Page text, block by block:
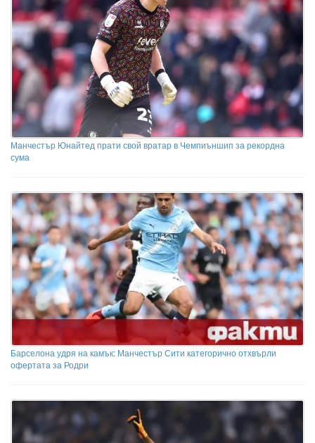
Манчестър Юнайтед прати свой вратар в Чемпиъншип за рекордна
сума
Барселона удря на камък: Манчестър Сити категорично отхвърли
офертата за Родри